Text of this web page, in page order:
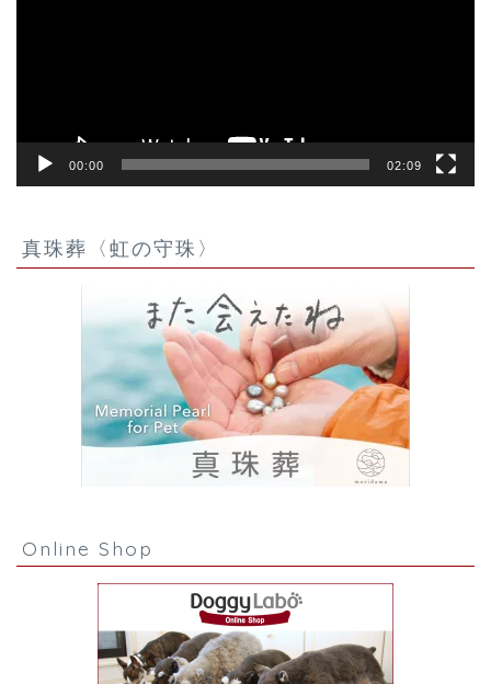
00:00 02:09
真珠葬〈虹の守珠〉
Online Shop